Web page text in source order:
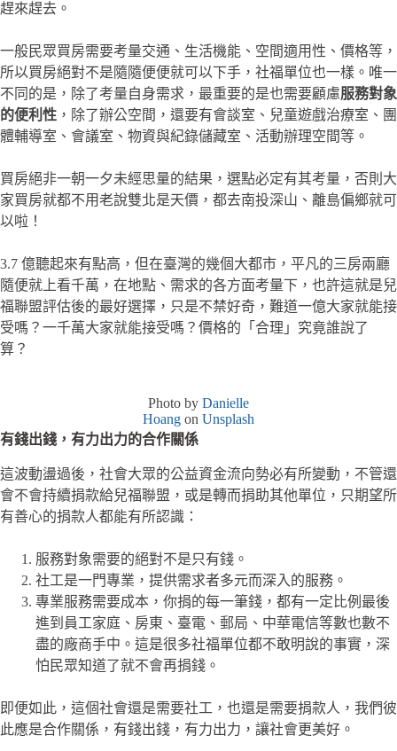
趕來趕去。
一般民眾買房需要考量交通、生活機能、空間適用性、價格等，
所以買房絕對不是隨隨便便就可以下手，社福單位也一樣。唯一
不同的是，除了考量自身需求，最重要的是也需要顧慮服務對象
的便利性 ，除了辦公空間，還要有會談室、兒童遊戲治療室、團
體輔導室、會議室、物資與紀錄儲藏室、活動辦理空間等。
買房絕非一朝一夕未經思量的結果，選點必定有其考量，否則大
家買房就都不用老說雙北是天價，都去南投深山、離島偏鄉就可
以啦！
3.7 億聽起來有點高，但在臺灣的幾個大都市，平凡的三房兩廳
隨便就上看千萬，在地點、需求的各方面考量下，也許這就是兒
福聯盟評估後的最好選擇，只是不禁好奇，難道一億大家就能接
受嗎？一千萬大家就能接受嗎？價格的「合理」究竟誰說了
算？
Photo by Danielle
Hoang on Unsplash
有錢出錢，有力出力的合作關係
這波動盪過後，社會大眾的公益資金流向勢必有所變動，不管還
會不會持續捐款給兒福聯盟，或是轉而捐助其他單位，只期望所
有善心的捐款人都能有所認識：
服務對象需要的絕對不是只有錢。
社工是一門專業，提供需求者多元而深入的服務。
專業服務需要成本，你捐的每一筆錢，都有一定比例最後
進到員工家庭、房東、臺電、郵局、中華電信等數也數不
盡的廠商手中。這是很多社福單位都不敢明說的事實，深
怕民眾知道了就不會再捐錢。
即便如此，這個社會還是需要社工，也還是需要捐款人，我們彼
此應是合作關係，有錢出錢，有力出力，讓社會更美好。